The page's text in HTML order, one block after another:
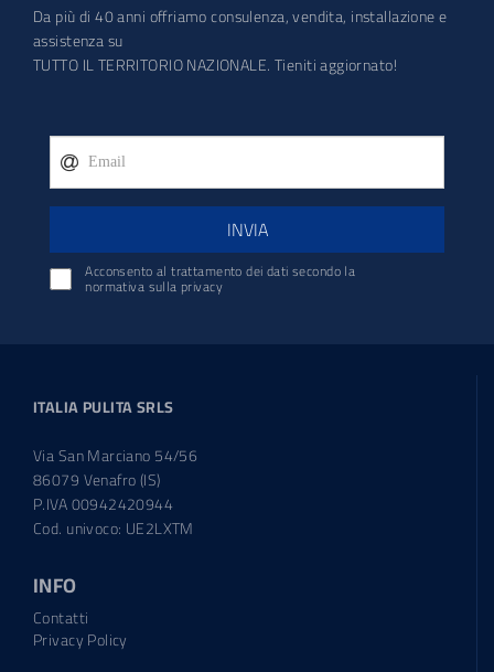
Da più di 40 anni offriamo consulenza, vendita, installazione e
assistenza su
TUTTO IL TERRITORIO NAZIONALE. Tieniti aggiornato!
INVIA
Acconsento al trattamento dei dati secondo la
normativa sulla privacy
ITALIA PULITA SRLS
Via San Marciano 54/56
86079 Venafro (IS)
P.IVA 00942420944
Cod. univoco: UE2LXTM
INFO
Contatti
Privacy Policy